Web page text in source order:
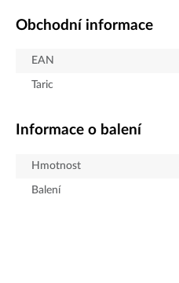
Obchodní informace
EAN
Taric
Informace o balení
Hmotnost
Balení